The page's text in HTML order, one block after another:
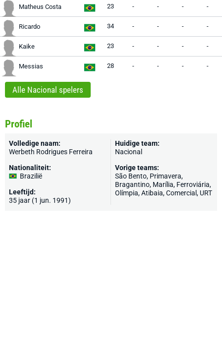
Matheus Costa 23 - - - -
Ricardo 34 - - - -
Kaike 23 - - - -
Messias 28 - - - -
Alle Nacional spelers
Profiel
Volledige naam:
Werbeth Rodrigues Ferreira
Nationaliteit:
Brazilië
Leeftijd:
35 jaar (1 jun. 1991)
Huidige team:
Nacional
Vorige teams:
São Bento, Primavera,
Bragantino, Marília, Ferroviária,
Olímpia, Atibaia, Comercial, URT